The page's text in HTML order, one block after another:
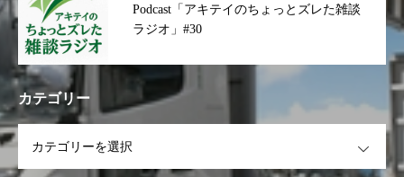
Podcast「アキテイのちょっとズレた雑談
ラジオ」#30
カテゴリー